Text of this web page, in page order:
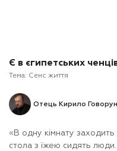
Є в єгипетських
Тема: Сенс життя
Отець Кирило Говорун
«В одну кімнату
стола з їжею сидять